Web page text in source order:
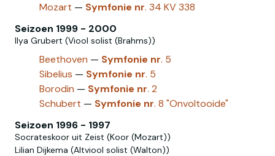
Mozart — Symfonie nr. 34 KV 338
Seizoen 1999 - 2000
Ilya Grubert (Viool solist (Brahms))
Beethoven — Symfonie nr. 5
Sibelius — Symfonie nr. 5
Borodin — Symfonie nr. 2
Schubert — Symfonie nr. 8 "Onvoltooide"
Seizoen 1996 - 1997
Socrateskoor uit Zeist (Koor (Mozart))
Lilian Dijkema (Altviool solist (Walton))